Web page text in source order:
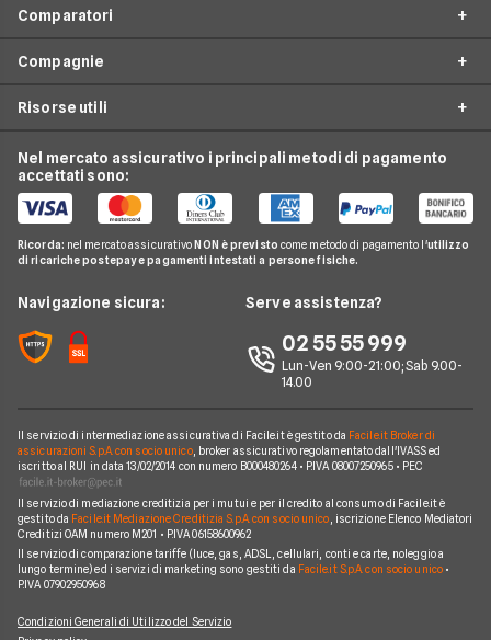
Prestiti
Conti e Carte
Telefonia Mobile
Pay TV
Noleggio Lungo Termine
News
Chi siamo
Perché scegliere Facile.it
Mappa del sito
Offerte Fibra
Offerte ADSL
Offerte Internet Casa
Offerte Internet Partita Iva
Internet senza linea fissa
Comparatori
Migliore Connessione Internet
Offerte Internet Satellitare
Internet Seconda Casa
Offerte Internet Illimitato
Compagnie
Vodafone
Fastweb
Linkem
Tiscali
Wind Tre
Aruba
Eolo
Operatori Internet Casa
Risorse utili
Verifica Copertura Fibra Ottica
Internet Speed Test
Guide Internet Casa
Argomenti in evidenza internet casa
Notizie internet casa
Domande frequenti internet casa
Nel mercato assicurativo i principali metodi di pagamento
accettati sono:
Ricorda: nel mercato assicurativo NON è previsto come metodo di pagamento l'utilizzo
di ricariche postepay e pagamenti intestati a persone fisiche.
Navigazione sicura: Serve assistenza?
02 55 55 999
Lun-Ven 9:00-21:00; Sab 9.00-
14.00
Il servizio di intermediazione assicurativa di Facile.it è gestito da Facile.it Broker di
assicurazioni S.p.A. con socio unico, broker assicurativo regolamentato dall'IVASS ed
iscritto al RUI in data 13/02/2014 con numero B000480264 • P.IVA 08007250965 • PEC
Il servizio di mediazione creditizia per i mutui e per il credito al consumo di Facile.it è
gestito da Facile.it Mediazione Creditizia S.p.A. con socio unico , iscrizione Elenco Mediatori
Creditizi OAM numero M201 • P.IVA 06158600962
Il servizio di comparazione tariffe (luce, gas, ADSL, cellulari, conti e carte, noleggio a
lungo termine) ed i servizi di marketing sono gestiti da Facile.it S.p.A. con socio unico•
P.IVA 07902950968
Condizioni Generali di Utilizzo del Servizio